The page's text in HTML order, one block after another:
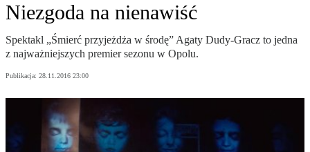
Niezgoda na nienawiść
Spektakl „Śmierć przyjeżdża w środę” Agaty Dudy-Gracz to jedna
z najważniejszych premier sezonu w Opolu.
Publikacja: 28.11.2016 23:00